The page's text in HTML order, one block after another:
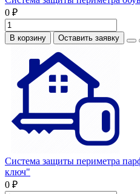
0 ₽
В корзину Оставить заявку
Система защиты периметра
ключ"
0 ₽